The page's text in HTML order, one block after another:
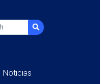
Noticias